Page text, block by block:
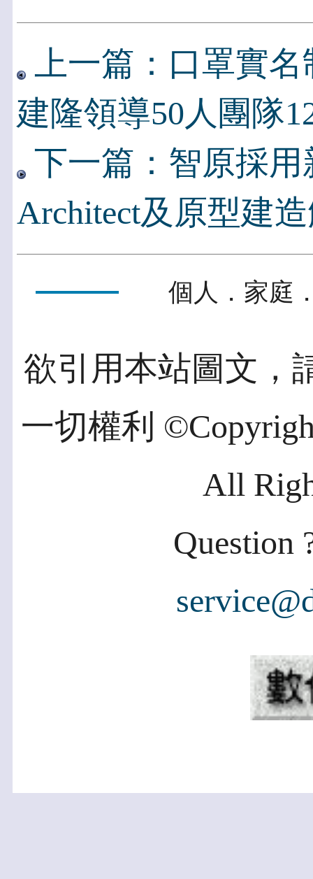
上一篇：口罩實
建隆領導50人團隊
下一篇：智原採用
Architect及原型建
個人．家庭
欲引用本站圖文，
一切權利
All
Question